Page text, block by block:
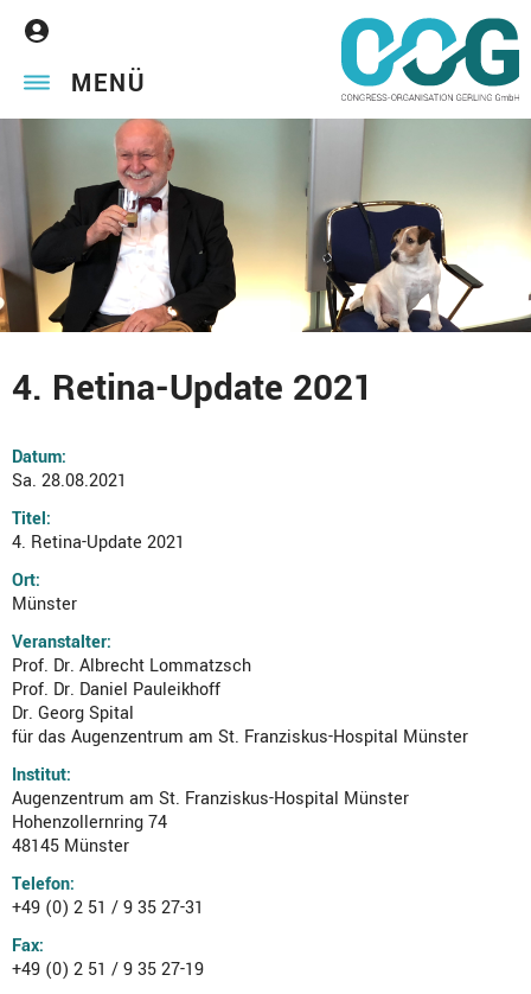
MENÜ
4. Retina-Update 2021
Datum:
Sa. 28.08.2021
Titel:
4. Retina-Update 2021
Ort:
Münster
Veranstalter:
Prof. Dr. Albrecht Lommatzsch
Prof. Dr. Daniel Pauleikhoff
Dr. Georg Spital
für das Augenzentrum am St. Franziskus-Hospital Münster
Institut:
Augenzentrum am St. Franziskus-Hospital Münster
Hohenzollernring 74
48145 Münster
Telefon:
+49 (0) 2 51 / 9 35 27-31
Fax:
+49 (0) 2 51 / 9 35 27-19